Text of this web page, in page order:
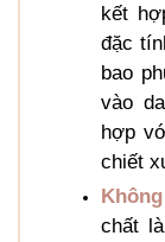
kết
đặc
bao
vào
hợp
chiết
chất